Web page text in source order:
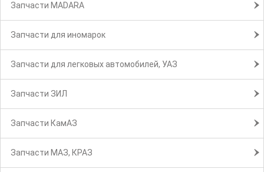
Запчасти MADARA
Запчасти для иномарок
Запчасти для легковых автомобилей, УАЗ
Запчасти ЗИЛ
Запчасти КамАЗ
Запчасти МАЗ, КРАЗ